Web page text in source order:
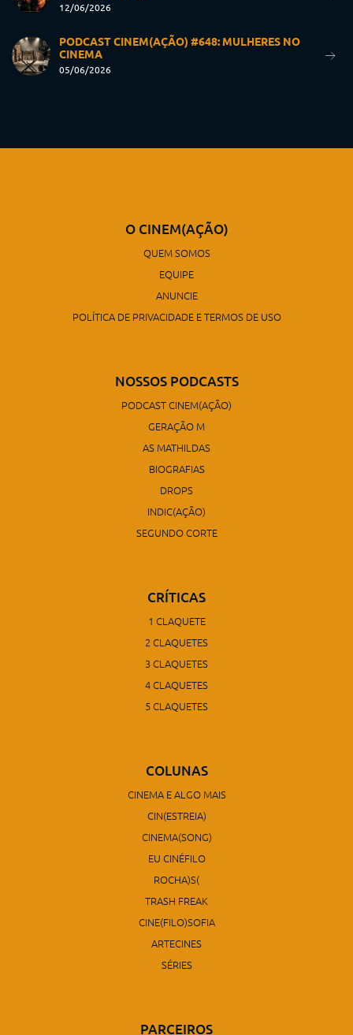
12/06/2026
PODCAST CINEM(AÇÃO) #648: MULHERES NO
CINEMA
05/06/2026
O CINEM(AÇÃO)
QUEM SOMOS
EQUIPE
ANUNCIE
POLÍTICA DE PRIVACIDADE E TERMOS DE USO
NOSSOS PODCASTS
PODCAST CINEM(AÇÃO)
GERAÇÃO M
AS MATHILDAS
BIOGRAFIAS
DROPS
INDIC(AÇÃO)
SEGUNDO CORTE
CRÍTICAS
1 CLAQUETE
2 CLAQUETES
3 CLAQUETES
4 CLAQUETES
5 CLAQUETES
COLUNAS
CINEMA E ALGO MAIS
CIN(ESTREIA)
CINEMA(SONG)
EU CINÉFILO
ROCHA)S(
TRASH FREAK
CINE(FILO)SOFIA
ARTECINES
SÉRIES
PARCEIROS